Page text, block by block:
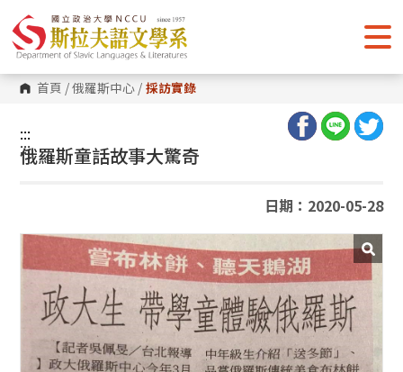
到
主
要
內
容
區 首頁 /俄羅斯中心 / 採訪實錄
:::
:::
俄羅斯童話故事大驚奇
日期：2020-05-28